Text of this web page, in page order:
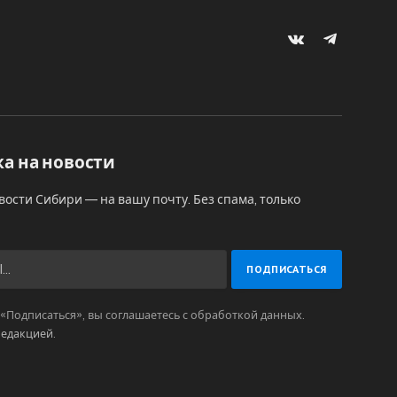
VKontakteTelegram
на новости
Сибири — на вашу почту. Без спама, только
вы соглашаетесь с обработкой данных.
.